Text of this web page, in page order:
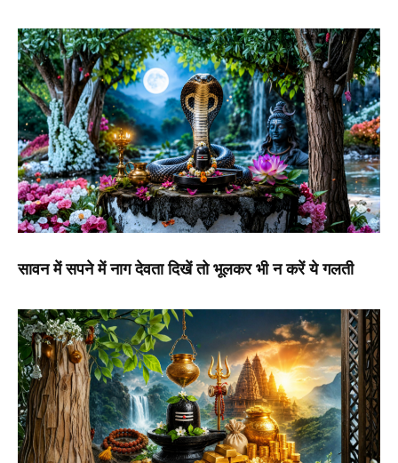
सावन में सपने में नाग देवता दिखें तो भूलकर भी न करें ये गलती